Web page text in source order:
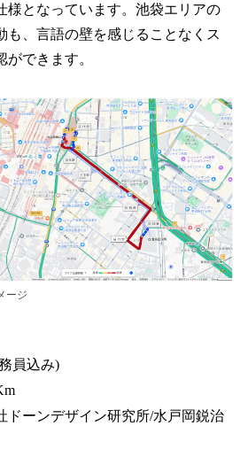
様となっています。池袋エリアの
も、言語の壁を感じることなくス
ができます。
ージ
務員込み)
ドーンデザイン研究所/水戸岡鋭治